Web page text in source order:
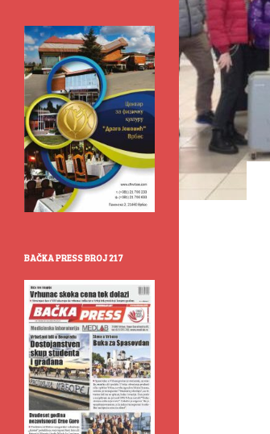
BAČKA PRESS BROJ 217